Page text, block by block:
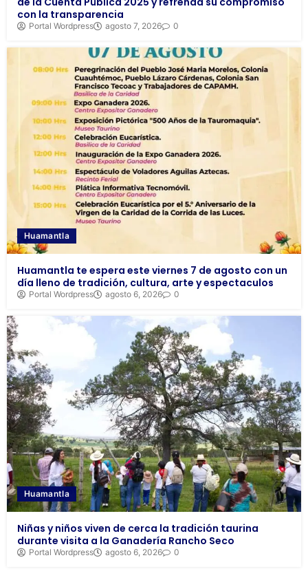
con la transparencia
Portal Wordpress agosto 7, 2026 0
Huamantla
Huamantla te espera este viernes 7 de agosto con un
día lleno de tradición, cultura, arte y espectaculos
Portal Wordpress agosto 6, 2026 0
Huamantla
Niñas y niños viven de cerca la tradición taurina
durante visita a la Ganadería Rancho Seco
Portal Wordpress agosto 6, 2026 0